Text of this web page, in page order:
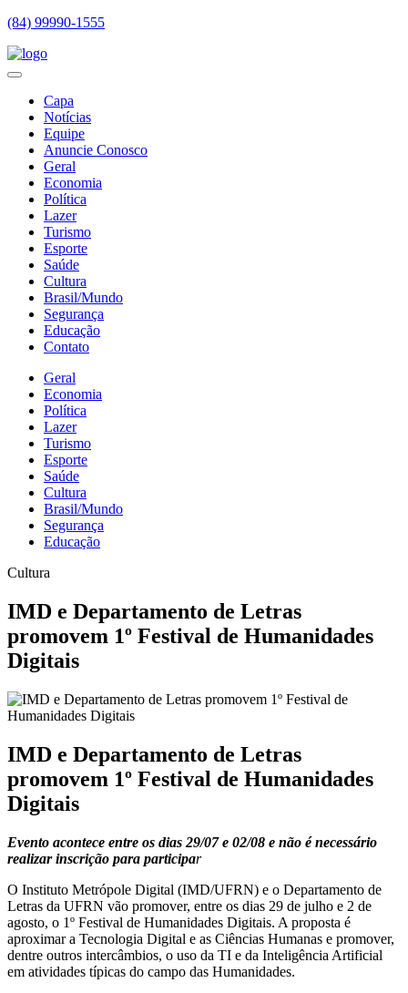
(84) 99990-1555
Capa
Notícias
Equipe
Anuncie Conosco
Geral
Economia
Política
Lazer
Turismo
Esporte
Saúde
Cultura
Brasil/Mundo
Segurança
Educação
Contato
Geral
Economia
Política
Lazer
Turismo
Esporte
Saúde
Cultura
Brasil/Mundo
Segurança
Educação
Cultura
IMD e Departamento de Letras
promovem 1º Festival de Humanidades
Digitais
IMD e Departamento de Letras
promovem 1º Festival de Humanidades
Digitais
Evento acontece entre os dias 29/07 e 02/08 e não é necessário
realizar inscrição para participar
O Instituto Metrópole Digital (IMD/UFRN) e o Departamento de
Letras da UFRN vão promover, entre os dias 29 de julho e 2 de
agosto, o 1º Festival de Humanidades Digitais. A proposta é
aproximar a Tecnologia Digital e as Ciências Humanas e promover,
dentre outros intercâmbios, o uso da TI e da Inteligência Artificial
em atividades típicas do campo das Humanidades.